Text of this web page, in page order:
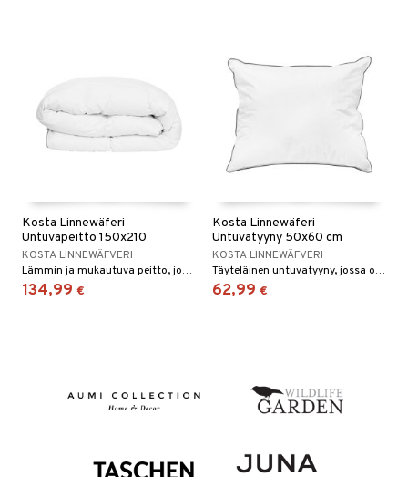
Kosta Linnewäferi
Untuvapeitto 150x210
KOSTA LINNEWÄFVERI
Lämmin ja mukautuva peitto, jossa on täytteenä 51 % untuvaa ja 49 % höyheniä.
134,99 €
Kosta Linnewäferi
Untuvatyyny 50x60 cm
KOSTA LINNEWÄFVERI
Täyteläinen untuvatyyny, jossa on täydellinen tasapaino tuen ja pehmeyden välillä.
62,99 €